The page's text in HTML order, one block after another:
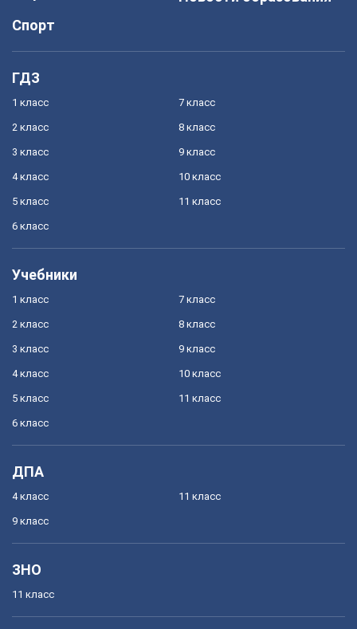
Спорт
ГДЗ
1 класс
2 класс
3 класс
4 класс
5 класс
6 класс
7 класс
8 класс
9 класс
10 класс
11 класс
Учебники
1 класс
2 класс
3 класс
4 класс
5 класс
6 класс
7 класс
8 класс
9 класс
10 класс
11 класс
ДПА
4 класс
9 класс
11 класс
ЗНО
11 класс